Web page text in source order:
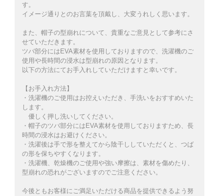
す。
イメージ通りとのお言葉を頂戴し、大変うれしく思います。
また、帽子の型崩れについて、貴重なご意見として参考にさ
せていただきます。
ツバ部分にはEVA素材を使用しておりますので、洗濯機のご
使用や長時間の浸水は型崩れの原因となります。
以下の方法にてお手入れしていただけますと幸いです。
【お手入れ方法】
・洗濯機のご使用はお控えいただき、手洗いをおすすめいた
します。
優しく押し洗いしてください。
・帽子のツバ部分にはEVA素材を使用しておりますため、長
時間の浸水はお避けください。
・洗濯後は手で形を整えてから陰干ししていただくと、つば
の形を保ちやすくなります。
・洗濯機、乾燥機のご使用や強い摩擦は、素材を傷めたり、
型崩れの恐れがございますのでご注意ください。
今後ともお客様にご満足いただける商品を提供できるよう努